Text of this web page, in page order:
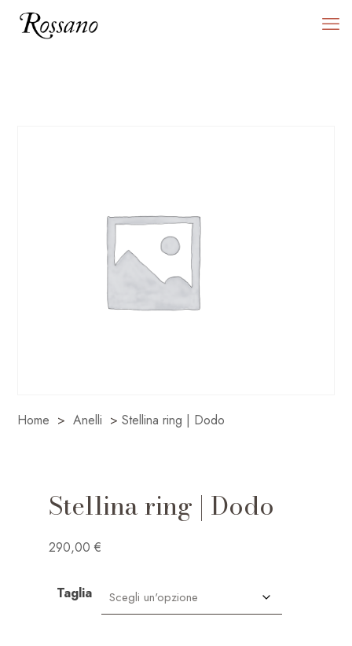
Home > Anelli > Stellina ring | Dodo
Stellina ring | Dodo
290,00€
Taglia